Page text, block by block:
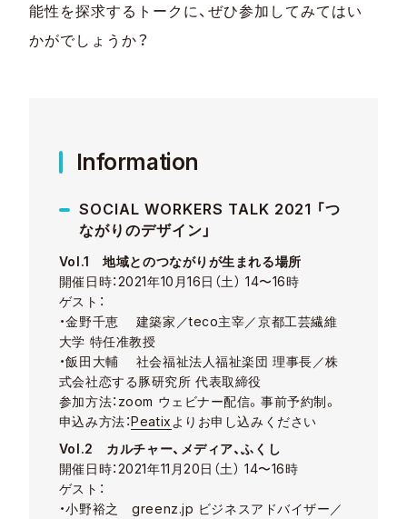
能性を探求するトークに、ぜひ参加してみてはい
かがでしょうか？
Information
SOCIAL WORKERS TALK 2021 「つ
ながりのデザイン」
Vol.1 地域とのつながりが生まれる場所
開催日時：2021年10⽉16⽇（⼟） 14〜16時
ゲスト：
・金野千恵 建築家／teco主宰／京都工芸繊維
大学 特任准教授
・飯田大輔 社会福祉法人福祉楽団 理事長／株
式会社恋する豚研究所 代表取締役
参加方法：zoom ウェビナー配信。事前予約制。
申込み方法：Peatix よりお申し込みください
Vol.2 カルチャー、メディア、ふくし
開催日時：2021年11⽉20⽇（⼟） 14〜16時
ゲスト：
・小野裕之 greenz.jp ビジネスアドバイザー／